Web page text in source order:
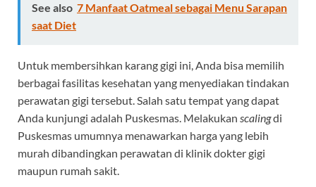
See also 7 Manfaat Oatmeal sebagai Menu Sarapan
saat Diet
Untuk membersihkan karang gigi ini, Anda bisa memilih
berbagai fasilitas kesehatan yang menyediakan tindakan
perawatan gigi tersebut. Salah satu tempat yang dapat
Anda kunjungi adalah Puskesmas. Melakukan scalingdi
Puskesmas umumnya menawarkan harga yang lebih
murah dibandingkan perawatan di klinik dokter gigi
maupun rumah sakit.